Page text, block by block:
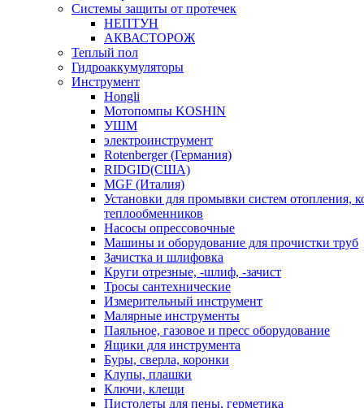
Системы защиты от протечек
НЕПТУН
АКВАСТОРОЖ
Теплый пол
Гидроаккумуляторы
Инструмент
Hongli
Мотопомпы KOSHIN
УШМ
электроинструмент
Rotenberger (Германия)
RIDGID(США)
MGF (Италия)
Установки для промывки систем отопления,
теплообменников
Насосы опрессовочные
Машины и оборудование для прочистки труб
Зачистка и шлифовка
Круги отрезные, -шлиф, -зачист
Тросы сантехнические
Измерительный инструмент
Малярные инструменты
Паяльное, газовое и пресс оборудование
Ящики для инструмента
Буры, сверла, коронки
Клупы, плашки
Ключи, клещи
Пистолеты для пены, герметика